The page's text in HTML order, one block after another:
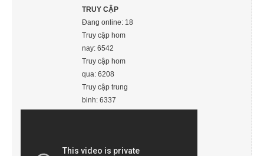
TRUY CẬP
Đang online: 18
Truy cập hom
nay: 6542
Truy cập hom
qua: 6208
Truy cập trung
binh: 6337